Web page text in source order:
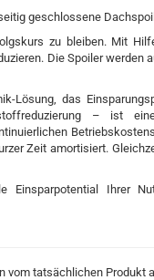
geschlossene
zu bleiben. Mit
Die Spoiler werden
Lösung, das
– ist
Zeit amortisiert.
Ihrer
vom tatsächlichen Produkt